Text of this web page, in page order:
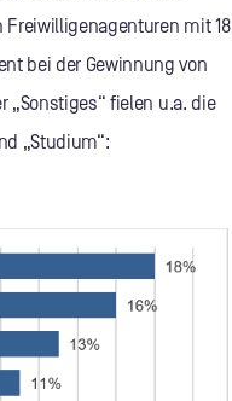
mit 18
bei der Gewinnung von
„Sonstiges“ fielen u.a. die
„Studium“: